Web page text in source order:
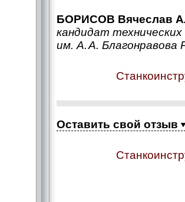
БОРИСОВ Вячеслав
кандидат
им. А. А. Благонравова
Оставить свой отзыв